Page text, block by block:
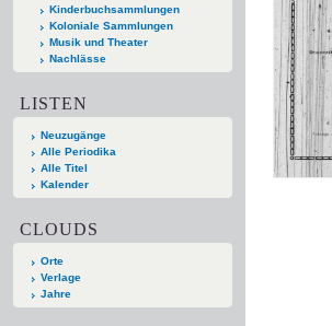
Kinderbuchsammlungen
Koloniale Sammlungen
Musik und Theater
Nachlässe
LISTEN
Neuzugänge
Alle Periodika
Alle Titel
Kalender
CLOUDS
Orte
Verlage
Jahre